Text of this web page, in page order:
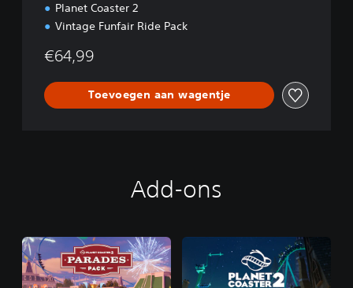
Planet Coaster 2
Vintage Funfair Ride Pack
€64,99
Toevoegen aan wagentje
Add-ons